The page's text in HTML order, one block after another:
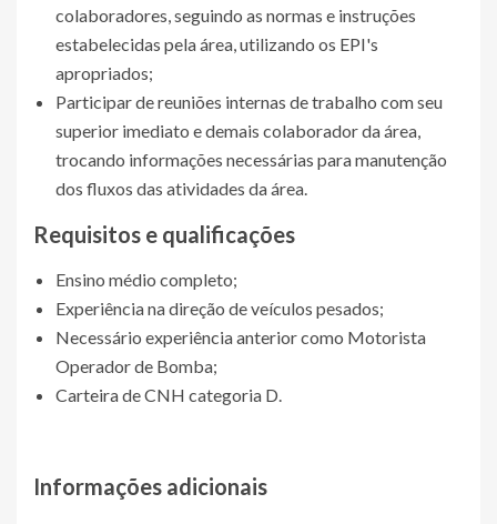
colaboradores, seguindo as normas e instruções
estabelecidas pela área, utilizando os EPI's
apropriados;
Participar de reuniões internas de trabalho com seu
superior imediato e demais colaborador da área,
trocando informações necessárias para manutenção
dos fluxos das atividades da área.
Requisitos e qualificações
Ensino médio completo;
Experiência na direção de veículos pesados;
Necessário experiência anterior como Motorista
Operador de Bomba;
Carteira de CNH categoria D.
Informações adicionais